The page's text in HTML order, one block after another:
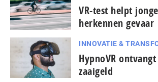
VR-test helpt
herkennen gevaar
INNOVATIE &
HypnoVR
zaaigeld